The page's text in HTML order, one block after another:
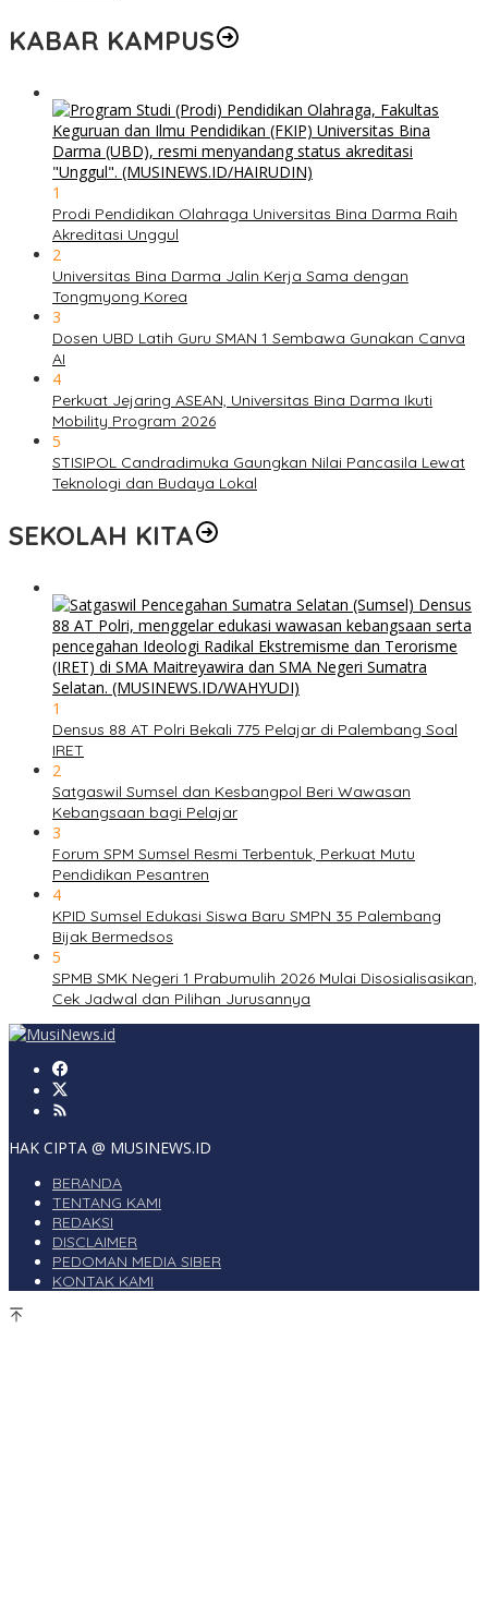
KABAR KAMPUS
1
Prodi Pendidikan Olahraga Universitas Bina Darma Raih
Akreditasi Unggul
2
Universitas Bina Darma Jalin Kerja Sama dengan
Tongmyong Korea
3
Dosen UBD Latih Guru SMAN 1 Sembawa Gunakan Canva
AI
4
Perkuat Jejaring ASEAN, Universitas Bina Darma Ikuti
Mobility Program 2026
5
STISIPOL Candradimuka Gaungkan Nilai Pancasila Lewat
Teknologi dan Budaya Lokal
SEKOLAH KITA
1
Densus 88 AT Polri Bekali 775 Pelajar di Palembang Soal
IRET
2
Satgaswil Sumsel dan Kesbangpol Beri Wawasan
Kebangsaan bagi Pelajar
3
Forum SPM Sumsel Resmi Terbentuk, Perkuat Mutu
Pendidikan Pesantren
4
KPID Sumsel Edukasi Siswa Baru SMPN 35 Palembang
Bijak Bermedsos
5
SPMB SMK Negeri 1 Prabumulih 2026 Mulai Disosialisasikan,
Cek Jadwal dan Pilihan Jurusannya
HAK CIPTA @ MUSINEWS.ID
BERANDA
TENTANG KAMI
REDAKSI
DISCLAIMER
PEDOMAN MEDIA SIBER
KONTAK KAMI